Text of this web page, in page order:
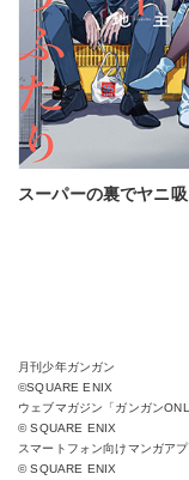
スーパーの裏でヤニ
月刊少年ガンガン
©SQUARE ENIX
ウェブマガジン「ガンガン
© SQUARE ENIX
スマートフォン向けマンガア
© SQUARE ENIX